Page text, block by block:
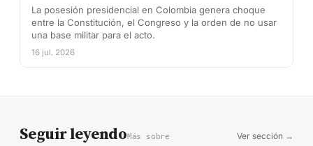
La posesión presidencial en Colombia genera choque
entre la Constitución, el Congreso y la orden de no usar
una base militar para el acto.
16 jul. 2026
Seguir leyendoMás sobre Ver sección →